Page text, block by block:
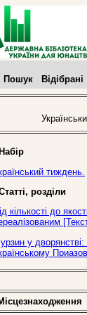
Пошук Відібрані
Набір
тиждень.
розділи
кількості до
у